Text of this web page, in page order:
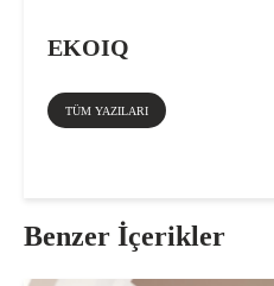
EKOIQ
TÜM YAZILARI
Benzer İçerikler